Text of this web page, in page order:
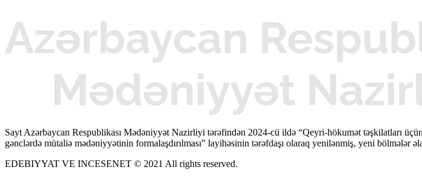
Sayt Azərbaycan Respublikası Mədəniyyət Nazirliyi tərəfindən 2024-cü ildə “Qeyri-hökumət təşkilatları
gənclərdə mütaliə mədəniyyətinin formalaşdırılması” layihəsinin tərəfdaşı olaraq yenilənmiş, yeni bölmələr
EDEBIYYAT VE INCESENET © 2021 All rights reserved.